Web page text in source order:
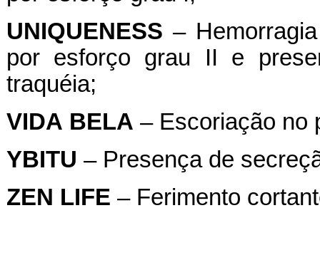
UNIQUENESS –
por esforço grau II e
traquéia;
VIDA BELA – Escoriação no
YBITU – Presença de
ZEN LIFE – Ferimento